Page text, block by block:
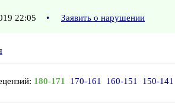
22:05 • Заявить о нарушении
180-171 170-161 160-151 150-141